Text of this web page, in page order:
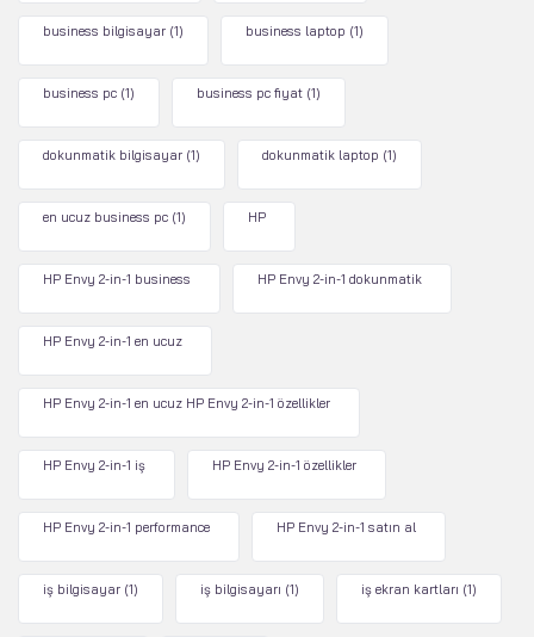
business bilgisayar (1) business laptop (1)
business pc (1) business pc fiyat (1)
dokunmatik bilgisayar (1) dokunmatik laptop (1)
en ucuz business pc (1) HP
HP Envy 2-in-1 business HP Envy 2-in-1 dokunmatik
HP Envy 2-in-1 en ucuz
HP Envy 2-in-1 en ucuz HP Envy 2-in-1 özellikler
HP Envy 2-in-1 iş HP Envy 2-in-1 özellikler
HP Envy 2-in-1 performance HP Envy 2-in-1 satın al
iş bilgisayar (1) iş bilgisayarı (1) iş ekran kartları (1)